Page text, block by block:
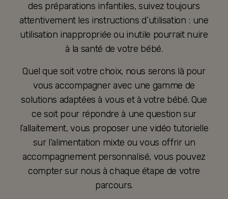
des préparations infantiles, suivez toujours
attentivement les instructions d’utilisation : une
utilisation inappropriée ou inutile pourrait nuire
à la santé de votre bébé.
Quel que soit votre choix, nous serons là pour
vous accompagner avec une gamme de
solutions adaptées à vous et à votre bébé. Que
ce soit pour répondre à une question sur
l’allaitement, vous proposer une vidéo tutorielle
sur l’alimentation mixte ou vous offrir un
accompagnement personnalisé, vous pouvez
compter sur nous à chaque étape de votre
parcours.